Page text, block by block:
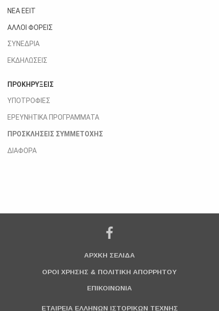
ΝΕΑ ΕΕΙΤ
ΑΛΛΟΙ ΦΟΡΕΙΣ
ΣΥΝΕΔΡΙΑ
ΕΚΔΗΛΩΣΕΙΣ
ΠΡΟΚΗΡΥΞΕΙΣ
ΥΠΟΤΡΟΦΙΕΣ
ΕΡΕΥΝΗΤΙΚΑ ΠΡΟΓΡΑΜΜΑΤΑ
ΠΡΟΣΚΛΗΣΕΙΣ ΣΥΜΜΕΤΟΧΗΣ
ΔΙΑΦΟΡΑ
ΑΡΧΚΗ ΣΕΛΙΔΑ
ΟΡΟΙ ΧΡΗΣΗΣ & ΠΟΛΙΤΙΚΗ ΑΠΟΡΡΗΤΟΥ
ΕΠΙΚΟΙΝΩΝΙΑ
ΕΤΑΙΡΕΙΑ ΕΛΛΗΝΩΝ ΙΣΤΟΡΙΚΩΝ ΤΕΧΝΗΣ